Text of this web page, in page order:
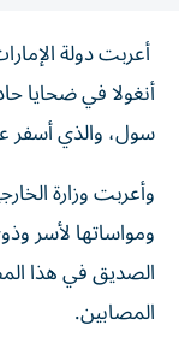
أعربت دولة
أنغولا في ضحايا
سول، والذي
وأعربت وزارة
ومواساتها لأسر
الصديق في هذا
المصابين.